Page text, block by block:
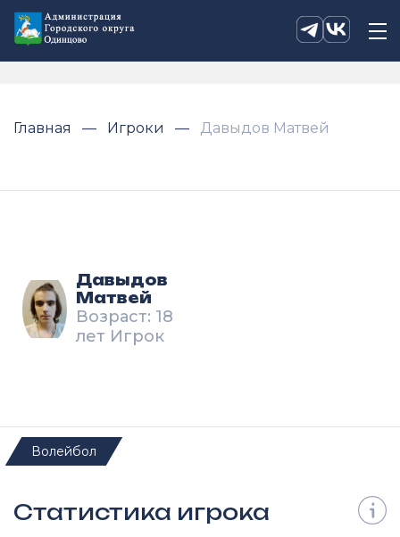
Главная Игроки Давыдов Матвей
Давыдов
Матвей
Возраст: 18
лет Игрок
Волейбол
Статистика игрока